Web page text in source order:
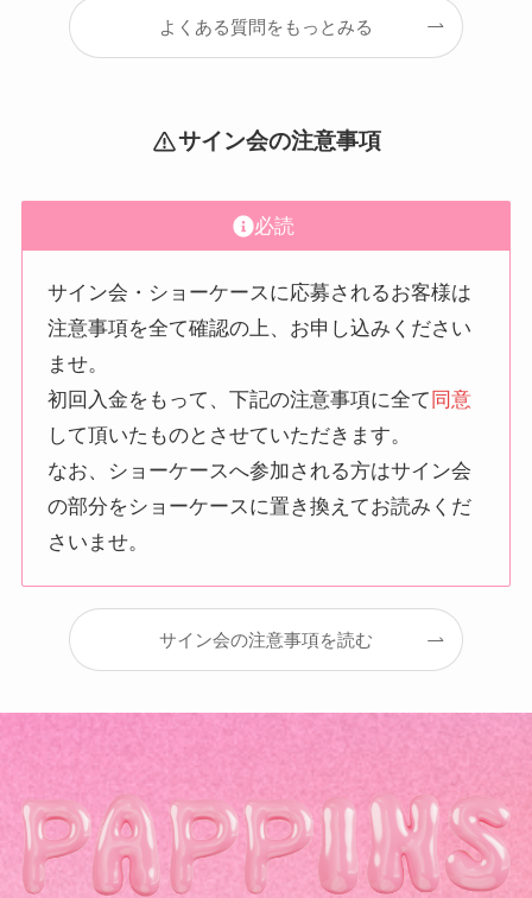
よくある質問をもっとみる
サイン会の注意事項
必読
サイン会・ショーケースに応募されるお客様は
注意事項を全て確認の上、お申し込みください
ませ。
初回入金をもって、下記の注意事項に全て 同意
して頂いたものとさせていただきます。
なお、ショーケースへ参加される方はサイン会
の部分をショーケースに置き換えてお読みくだ
さいませ。
サイン会の注意事項を読む